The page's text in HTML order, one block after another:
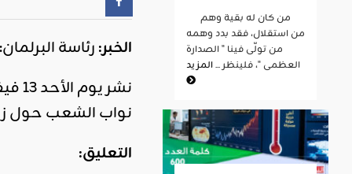
الخبر:رئاسة
نواب الشعب حول
التعليق:
من استقلال، فقد بدد وهمه
من تولّى فينا " الصدارة
العظمى "، فلينظر ...المزيد